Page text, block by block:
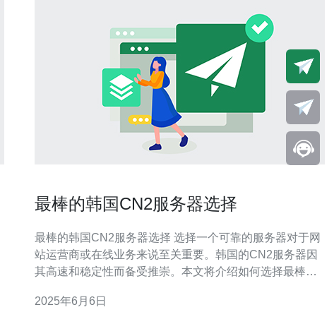
最棒的韩国CN2服务器选择
最棒的韩国CN2服务器选择 选择一个可靠的服务器对于网
站运营商或在线业务来说至关重要。韩国的CN2服务器因
其高速和稳定性而备受推崇。本文将介绍如何选择最棒的
性能的服务器能够确保网站的快速加载速度和稳定性。在
2025年6月6日